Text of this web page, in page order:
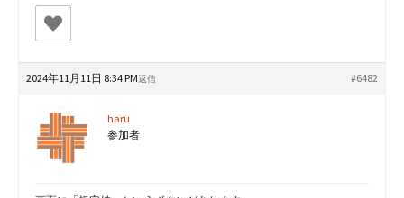
2024年11月11日 8:34 PM #6482
返信
haru
参加者